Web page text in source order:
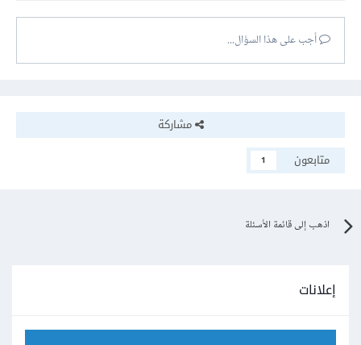
أجب على هذا السؤال...
مشاركة
متابعون
1
اذهب إلى قائمة الأسئلة
إعلانات